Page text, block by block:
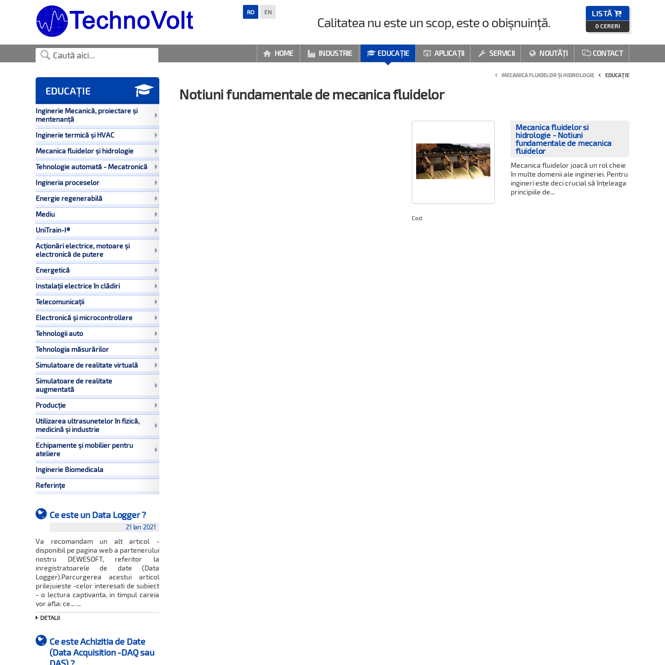
Calitatea nu este un scop, este o obișnuință.
LISTĂ 
0 CERERI
 HOME  INDUSTRIE  EDUCAȚIE  APLICAȚII  SERVICII  NOUTĂȚI  CONTACT
EDUCAȚIE 
Inginerie Mecanică, proiectare și
mentenanță
Inginerie termică și HVAC
Mecanica fluidelor și hidrologie
Tehnologie automată - Mecatronică
Ingineria proceselor
Energie regenerabilă
Mediu
UniTrain-I®
Acționări electrice, motoare și
electronică de putere
Energetică
Instalații electrice în clădiri
Telecomunicații
Electronică și microcontrollere
Tehnologii auto
Tehnologia măsurărilor
Simulatoare de realitate virtuală
Simulatoare de realitate
augmentată
Producție
Utilizarea ultrasunetelor în fizică,
medicină și industrie
Echipamente și mobilier pentru
ateliere
Inginerie Biomedicala
Referințe
Ce este un Data Logger ?
21 Ian 2021
Va recomandam un alt articol -
disponibil pe pagina web a partenerului
nostru DEWESOFT, referitor la
inregistratoarele de date (Data
Logger).Parcurgerea acestui articol
prilejuieste -celor interesati de subiect
- o lectura captivanta, in timpul careia
vor afla: ce... ...
DETALII
Ce este Achizitia de Date
(Data Acquisition -DAQ sau
MECANICA FLUIDELOR ȘI HIDROLOGIE EDUCAȚIE
Notiuni fundamentale de mecanica fluidelor
Mecanica fluidelor si
hidrologie - Notiuni
fundamentale de mecanica
fluidelor
Cod:
Mecanica fluidelor joacă un rol cheie
în multe domenii ale ingineriei. Pentru
ingineri este deci crucial să înțeleaga
principiile de...
RO EN